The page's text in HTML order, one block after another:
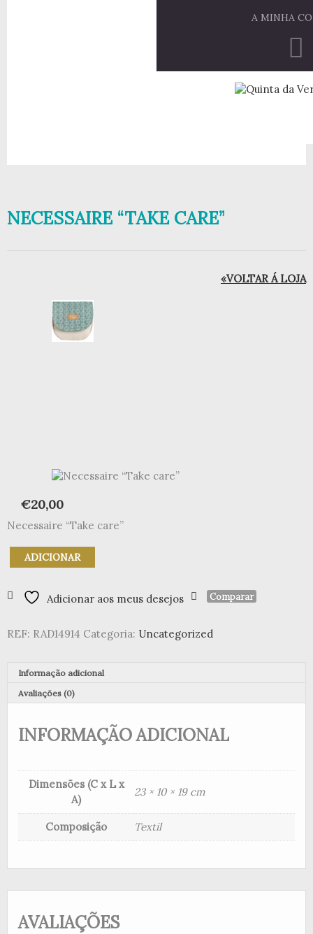
A MINHA
NECESSAIRE “TAKE CARE”
«VOLTAR Á LOJA
€20,00
Necessaire “Take care”
Quantidade
de
"Take
care"
ADICIONAR
Adicionar aos meus desejos Comparar
REF: RAD14914 Categoria: Uncategorized
Informação adicional
Avaliações (0)
INFORMAÇÃO ADICIONAL
Dimensões (C x L x
A)
23 × 10 × 19 cm
Composição Textil
AVALIAÇÕES